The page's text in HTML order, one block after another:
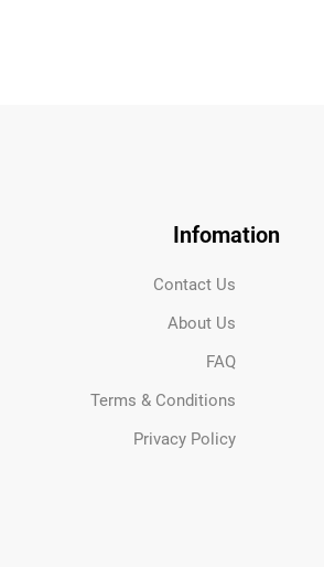
Infomation
Contact Us
About Us
FAQ
Terms & Conditions
Privacy Policy